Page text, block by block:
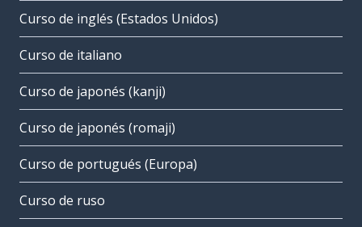
Curso de inglés (Estados Unidos)
Curso de italiano
Curso de japonés (kanji)
Curso de japonés (romaji)
Curso de portugués (Europa)
Curso de ruso